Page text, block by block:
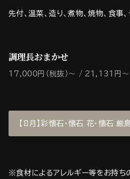
先付、温菜、造り、煮物、焼物、食事
調理長おまかせ
17,000円（税抜）～ 21,131円～
【8月】彩懐石・懐石 花・懐石 厳
※食材によるアレルギー等をお持ち